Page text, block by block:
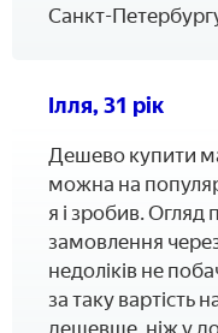
Санкт-
Ілля, 31 рік
Дешево купити
можна на
я і зробив.
замовлення через
недоліків не
за таку вартість
дешевше, ніж у